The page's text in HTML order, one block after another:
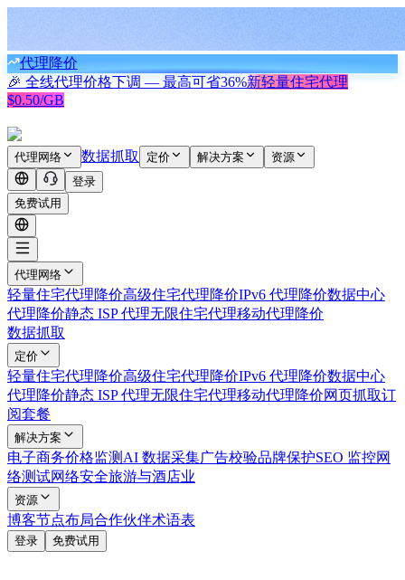
代理降价
🎉 全线代理价格下调 — 最高可省36%新轻量住宅代理
$0.50/GB
代理网络 数据抓取 定价 解决方案
资源
登录
免费试用
代理网络
轻量住宅代理降价高级住宅代理降价IPv6 代理降价数据中心
代理降价静态 ISP 代理无限住宅代理移动代理降价
数据抓取
定价
轻量住宅代理降价高级住宅代理降价IPv6 代理降价数据中心
代理降价静态 ISP 代理无限住宅代理移动代理降价网页抓取订
阅套餐
解决方案
电子商务价格监测 AI 数据采集广告校验品牌保护SEO 监控网
络测试网络安全旅游与酒店业
资源
博客节点布局合作伙伴术语表
登录 免费试用